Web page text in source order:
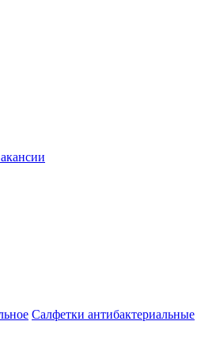
Салфетки антибактериальные